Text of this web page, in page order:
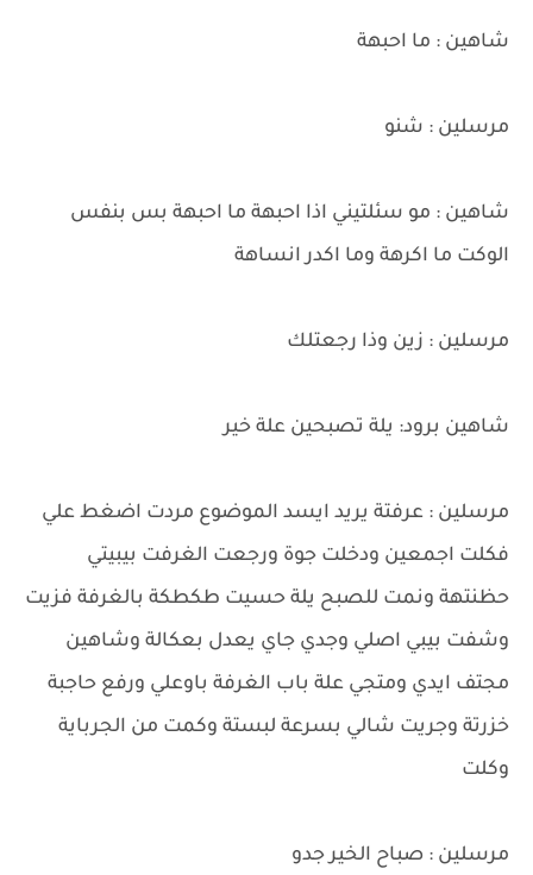
شاهين : ما احبهة
مرسلين : شنو
شاهين : مو سئلتيني اذا احبهة ما احبهة بس بنفس
الوكت ما اكرهة وما اكدر انساهة
مرسلين : زين وذا رجعتلك
شاهين برود: يلة تصبحين علة خير
مرسلين : عرفتة يريد ايسد الموضوع مردت اضغط علي
فكلت اجمعين ودخلت جوة ورجعت الغرفت بيبيتي
حظنتهة ونمت للصبح يلة حسيت طكطكة بالغرفة فزيت
وشفت بيبي اصلي وجدي جاي يعدل بعكالة وشاهين
مجتف ايدي ومتجي علة باب الغرفة باوعلي ورفع حاجبة
خزرتة وجريت شالي بسرعة لبستة وكمت من الجرباية
وكلت
مرسلين : صباح الخير جدو